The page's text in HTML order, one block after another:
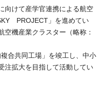
向けて産学官連携による航空
PROJECT」を進めてい
空機産業クラスター（略称：
合共同工場」を竣工し、中小
注拡大を目指して活動してい